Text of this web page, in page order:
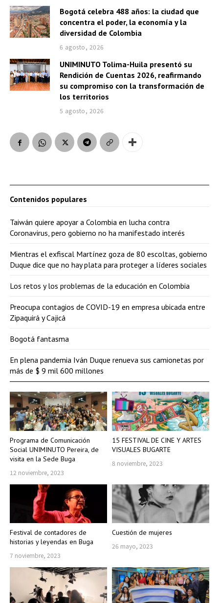
Bogotá celebra 488 años: la ciudad que
concentra el poder, la economía y la
diversidad de Colombia
6 agosto, 2026
UNIMINUTO Tolima-Huila presentó su
Rendición de Cuentas 2026, reafirmando
su compromiso con la transformación de
los territorios
5 agosto, 2026
Programa de Comunicación
Social UNIMINUTO Pereira, de
visita en la Sede Buga
12 noviembre, 2023
15 FESTIVAL DE CINE Y ARTES
VISUALES BUGARTE
8 noviembre, 2023
Festival de contadores de
historias y leyendas en Buga
7 noviembre, 2023
Cuestión de mujeres
26 mayo, 2023
Contenidos populares
Taiwán quiere apoyar a Colombia en lucha contra
Coronavirus, pero gobierno no ha manifestado interés
Mientras el exfiscal Martínez goza de 80 escoltas, gobierno
Duque dice que no hay plata para proteger a líderes sociales
Los retos y los problemas de la educación en Colombia
Preocupa contagios de COVID-19 en empresa ubicada entre
Zipaquirá y Cajicá
Bogotá fantasma
En plena pandemia Iván Duque renueva sus camionetas por
más de $ 9 mil 600 millones